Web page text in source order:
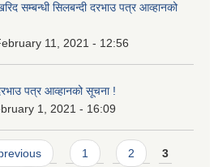
सम्बन्धी सिलबन्दी दरभाउ पत्र आव्हानको
11, 2021 - 12:56
पत्र आव्हानको सूचना !
1, 2021 - 16:09
1 2 3